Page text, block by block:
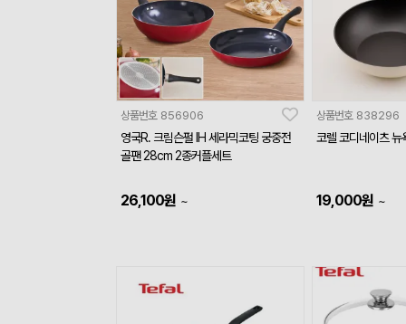
상품번호 856906
영국R. 크림슨펄 IH 세라믹코팅 궁중전
골팬 28cm 2종커플세트
26,100원 ~
상품번호 838296
코렐 코디네이츠
19,000원 ~